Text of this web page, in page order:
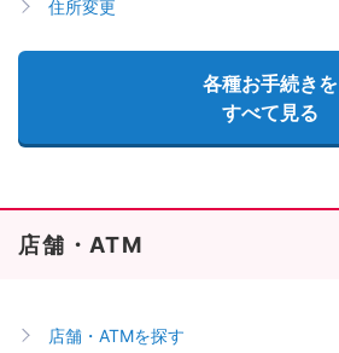
住所変更
各種お手続きを
すべて見る
店舗・ATM
店舗・ATMを探す